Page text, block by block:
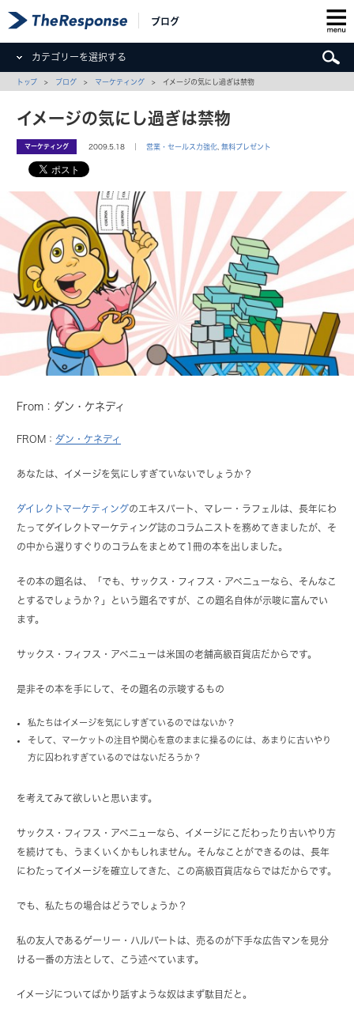
ブログ
カテゴリーを選択する
トップ > ブログ > マーケティング > イメージの気にし過ぎは禁物
イメージの気にし過ぎは禁物
マーケティング 2009.5.18 ｜営業・セールス力強化 ,無料プレゼント
From：ダン・ケネディ
FROM： ダン・ケネディ
あなたは、イメージを気にしすぎていないでしょうか？
ダイレクトマーケティングのエキスパート、マレー・ラフェルは、長年にわ
たってダイレクトマーケティング誌のコラムニストを務めてきましたが、そ
の中から選りすぐりのコラムをまとめて1冊の本を出しました。
その本の題名は、「でも、サックス・フィフス・アベニューなら、そんなこ
とするでしょうか？」という題名ですが、この題名自体が示唆に富んでい
ます。
サックス・フィフス・アベニューは米国の老舗高級百貨店だからです。
是非その本を手にして、その題名の示唆するもの
私たちはイメージを気にしすぎているのではないか？
そして、マーケットの注目や関心を意のままに操るのには、あまりに古いやり
方に囚われすぎているのではないだろうか？
を考えてみて欲しいと思います。
サックス・フィフス・アベニューなら、イメージにこだわったり古いやり方
を続けても、うまくいくかもしれません。そんなことができるのは、長年
にわたってイメージを確立してきた、この高級百貨店ならではだからです。
でも、私たちの場合はどうでしょうか？
私の友人であるゲーリー・ハルバートは、売るのが下手な広告マンを見分
ける一番の方法として、こう述べています。
イメージについてばかり話すような奴はまず駄目だと。